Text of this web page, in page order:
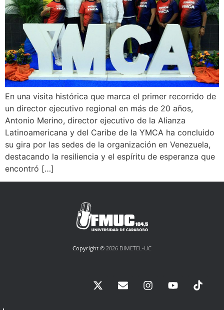
En una visita histórica que marca el primer recorrido de
un director ejecutivo regional en más de 20 años,
Antonio Merino, director ejecutivo de la Alianza
Latinoamericana y del Caribe de la YMCA ha concluido
su gira por las sedes de la organización en Venezuela,
destacando la resiliencia y el espíritu de esperanza que
encontró […]
Copyright © 2026 DIMETEL-UC